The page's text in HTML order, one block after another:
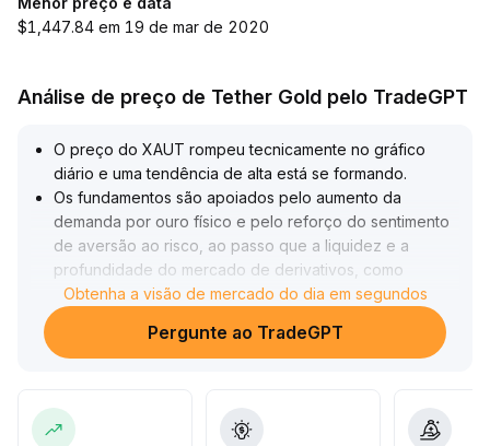
$1,447.84 em 19 de mar de 2020
Análise de preço de Tether Gold pelo TradeGPT
O preço do XAUT rompeu tecnicamente no gráfico
diário e uma tendência de alta está se formando.
Os fundamentos são apoiados pelo aumento da
demanda por ouro físico e pelo reforço do sentimento
de aversão ao risco, ao passo que a liquidez e a
profundidade do mercado de derivativos, como
opções, também aumentaram sincronizadamente.
Atualmente, acima da faixa de US$ 4
300, a tendência tem base para continuar; recomenda-
Sugere-se combinar análise de preço e volume com
gestão de posição, posicionando-se a favor da
Obtenha a visão de mercado do dia em segundos
Pergunte ao TradeGPT